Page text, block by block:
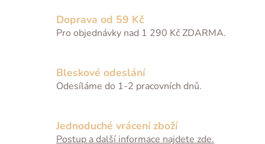
c
í
v
k
y
ý
p
n
í
Doprava od 59 Kč
Pro objednávky nad 1 290 Kč ZDARMA.
Bleskové odeslání
Odesíláme do 1-2 pracovních dnů.
Jednoduché vrácení zboží
Postup a další informace najdete zde.